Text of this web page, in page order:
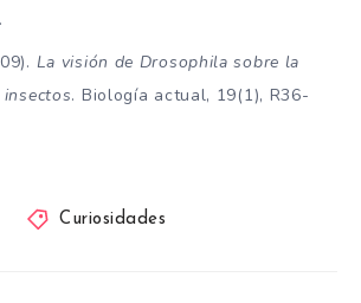
La visión de Drosophila sobre la
. Biología actual, 19(1), R36-
Curiosidades